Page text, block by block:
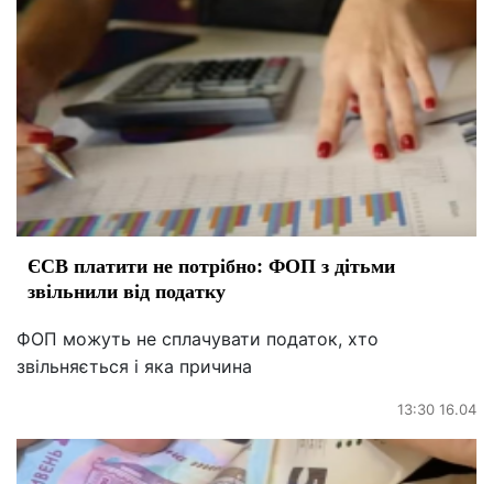
ЄСВ платити не потрібно: ФОП з дітьми
звільнили від податку
ФОП можуть не сплачувати податок, хто
звільняється і яка причина
13:30 16.04